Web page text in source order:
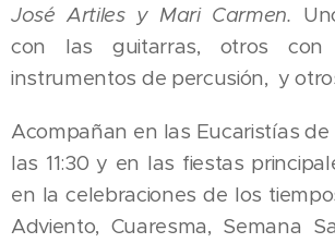
José Artiles y Mari Carmen.
con las guitarras, otros
instrumentos de percusión, y
Acompañan en las Eucaristías de
las 11:30 y en las fiestas
en la celebraciones de los
Adviento, Cuaresma, Semana